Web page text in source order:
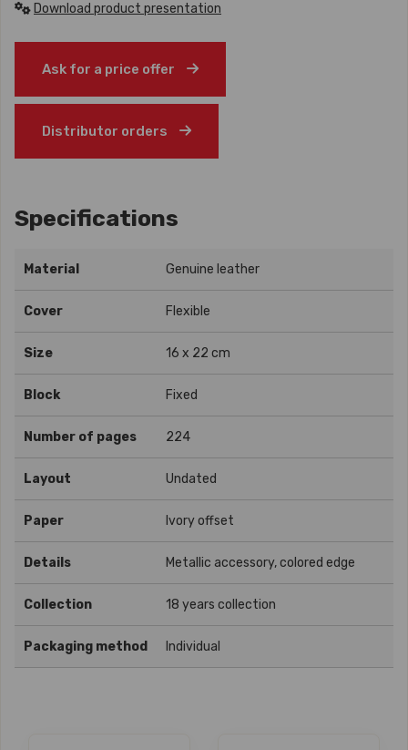
Download product presentation
Ask for a price offer
Distributor orders
Specifications
Material Genuine leather
Cover Flexible
Size 16 x 22 cm
Block Fixed
Number of pages 224
Layout Undated
Paper Ivory offset
Details Metallic accessory, colored edge
Collection 18 years collection
Packaging method Individual